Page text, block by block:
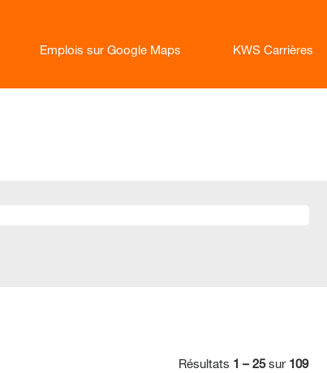
Emplois sur Google Maps KWS Carrières
Résultats 1 – 25sur 109